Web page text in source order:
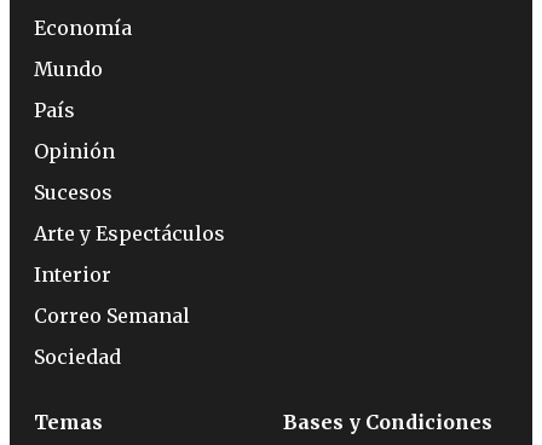
Economía
Mundo
País
Opinión
Sucesos
Arte y Espectáculos
Interior
Correo Semanal
Sociedad
Temas Bases y Condiciones